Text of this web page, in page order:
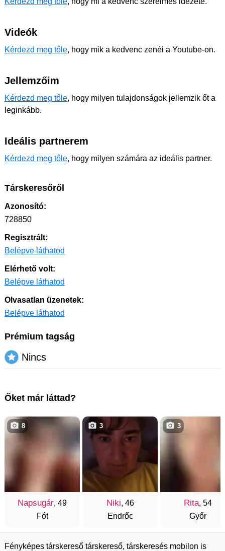
Videók
Kérdezd meg tőle, hogy mik a kedvenc zenéi a Youtube-on.
Jellemzőim
Kérdezd meg tőle, hogy milyen tulajdonságok jellemzik őt a
leginkább.
Ideális partnerem
Kérdezd meg tőle, hogy milyen számára az ideális partner.
Társkeresőről
Azonosító:
728850
Regisztrált:
Belépve láthatod
Elérhető volt:
Belépve láthatod
Olvasatlan üzenetek:
Belépve láthatod
Prémium tagság
Nincs
Őket már láttad?
Napsugár, 49
Fót
8
Niki, 46
Endrőc
3
Rita, 54
Győr
3
Fényképes társkereső társkereső, társkeresés mobilon is